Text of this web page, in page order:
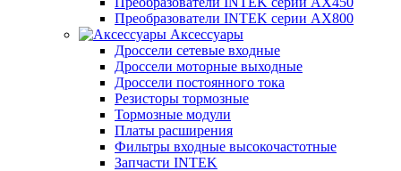
Преобразователи INTEK серии AX800
Аксессуары
Дроссели сетевые входные
Дроссели моторные выходные
Дроссели постоянного тока
Резисторы тормозные
Тормозные модули
Платы расширения
Фильтры входные высокочастотные
Запчасти INTEK